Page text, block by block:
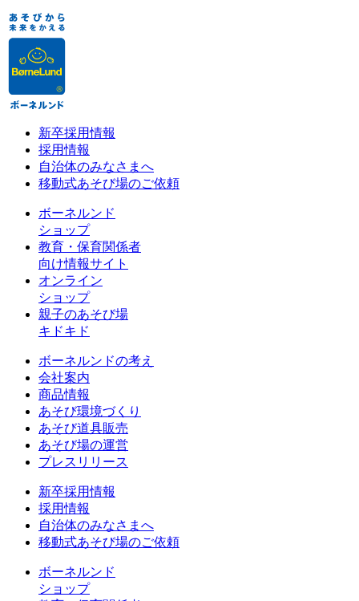
新卒採用情報
採用情報
自治体のみなさまへ
移動式あそび場のご依頼
ボーネルンド
ショップ
教育・保育関係者
向け情報サイト
オンライン
ショップ
親子のあそび場
キドキド
ボーネルンドの考え
会社案内
商品情報
あそび環境づくり
あそび道具販売
あそび場の運営
プレスリリース
新卒採用情報
採用情報
自治体のみなさまへ
移動式あそび場のご依頼
ボーネルンド
ショップ